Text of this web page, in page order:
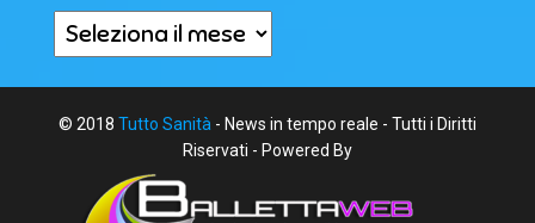
Archivi
© 2018 Tutto Sanità - News in tempo reale - Tutti i Diritti
Riservati - Powered By